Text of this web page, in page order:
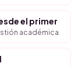
el primer
académica